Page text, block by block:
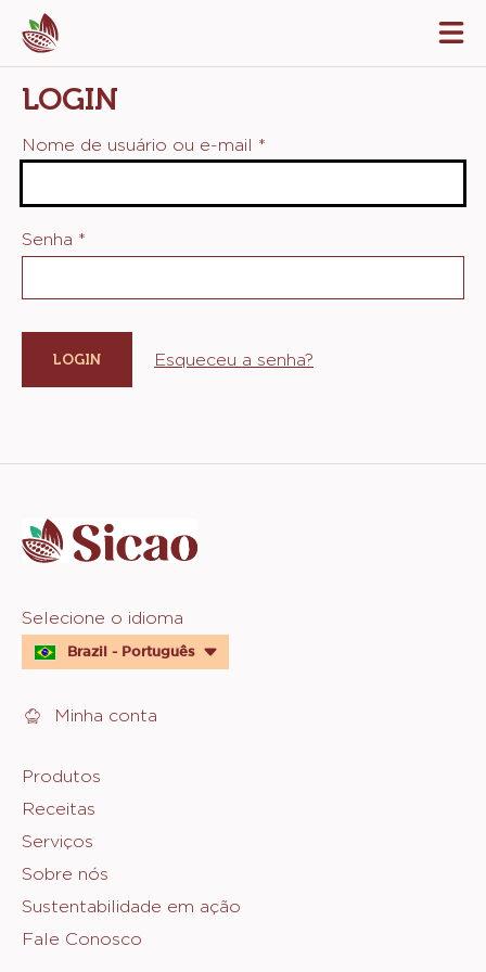
Skip
to
main
content
LOGIN
Nome de usuário ou e-mail *
Senha *
Esqueceu a senha?
info
Website
quick
links
Selecione o idioma
Brazil - Português
Minha conta
Footer
Sicao
Produtos
Receitas
Serviços
Sobre nós
Sustentabilidade em ação
Fale Conosco